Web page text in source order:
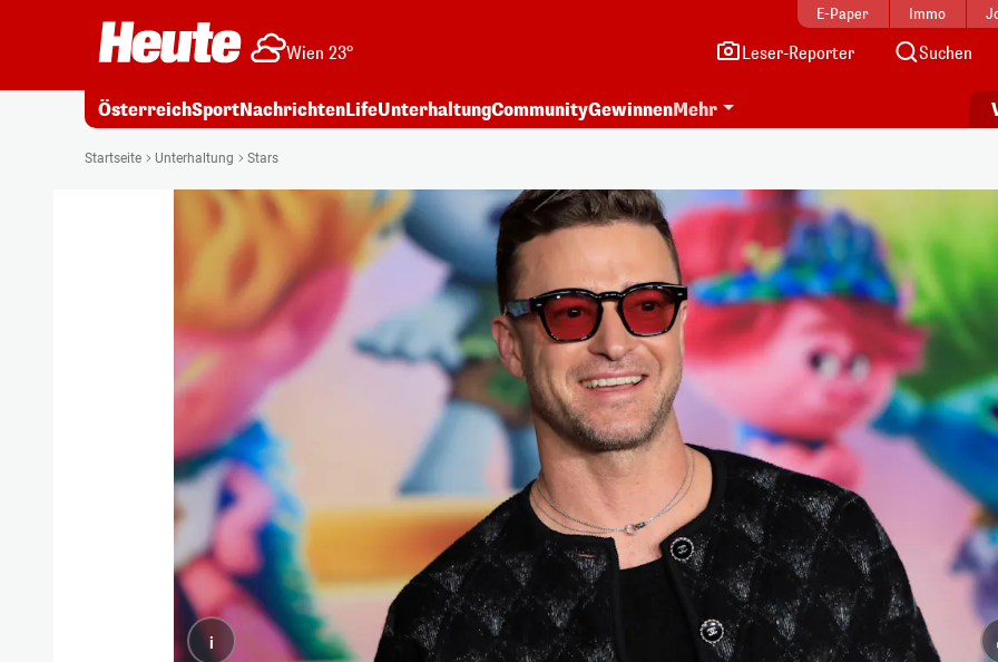
E-Paper Immo
Wien 23° Leser-Reporter Suchen
ÖsterreichSportNachrichtenLifeUnterhaltungCommunityGewinnenMehr
Startseite Unterhaltung Stars
i